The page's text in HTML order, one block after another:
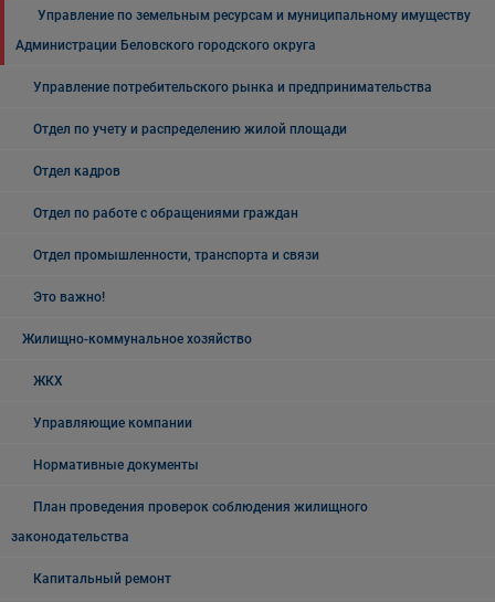
Управление по земельным ресурсам и муниципальному имуществу
Администрации Беловского городского округа
Управление потребительского рынка и предпринимательства
Отдел по учету и распределению жилой площади
Отдел кадров
Отдел по работе с обращениями граждан
Отдел промышленности, транспорта и связи
Это важно!
Жилищно-коммунальное хозяйство
ЖКХ
Управляющие компании
Нормативные документы
План проведения проверок соблюдения жилищного
законодательства
Капитальный ремонт